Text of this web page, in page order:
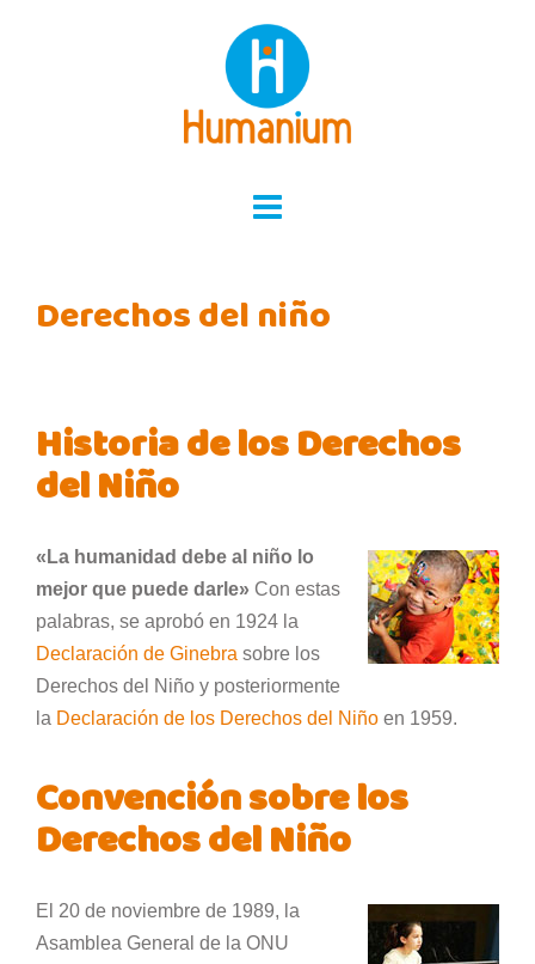
Derechos del niño
Historia de los Derechos
del Niño
«La humanidad debe al niño lo
mejor que puede darle» Con estas
palabras, se aprobó en 1924 la
Declaración de Ginebra sobre los
Derechos del Niño y posteriormente
la Declaración de los Derechos del Niño en 1959.
Convención sobre los
Derechos del Niño
El 20 de noviembre de 1989, la
Asamblea General de la ONU